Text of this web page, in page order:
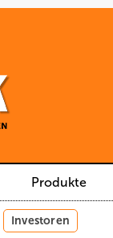
Produkte
Investoren